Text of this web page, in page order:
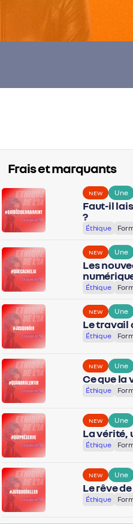
Frais et marquants
NEW Une
Faut-il
?
Éthique
NEW Une
Les
Éthique
NEW Une
Le travail
Éthique
NEW Une
Ce que la
Éthique
NEW Une
La vérité,
Éthique
NEW Une
Le rêve
Éthique